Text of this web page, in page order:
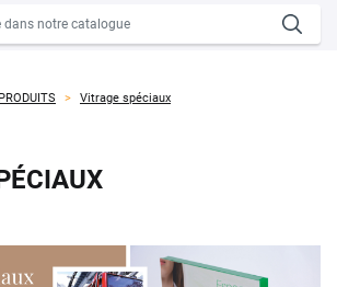
Vitrage spéciaux